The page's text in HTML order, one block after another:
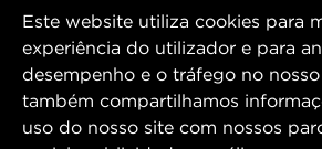
MANN+HUMMEL FT Poland
ul. Wrocławska 145,
63-800 GOSTYŃ, POLAND
Este website utiliza cookies para
experiência do utilizador e para
desempenho e o tráfego no
também compartilhamos
uso do nosso site com nossos